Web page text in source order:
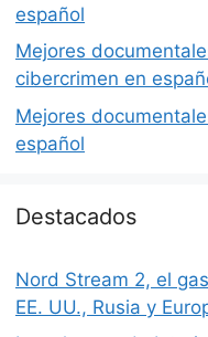
español
Mejores
cibercrimen en
Mejores
español
Destacados
Nord Stream 2, el
EE. UU., Rusia y